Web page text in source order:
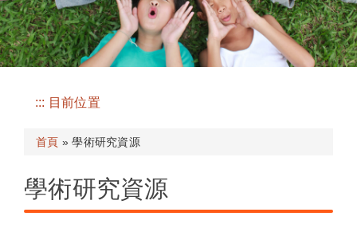
::: 目前位置
首頁 » 學術研究資源
學術研究資源